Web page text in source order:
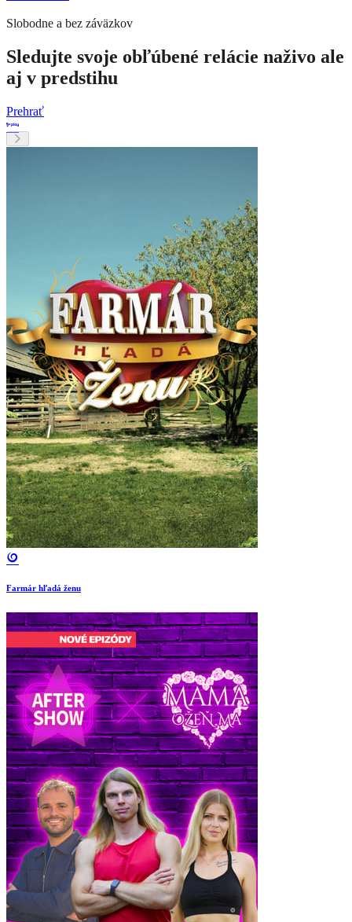
Slobodne a bez záväzkov
Sledujte svoje obľúbené relácie naživo ale
aj v predstihu
Prehrať
Farmár hľadá ženu